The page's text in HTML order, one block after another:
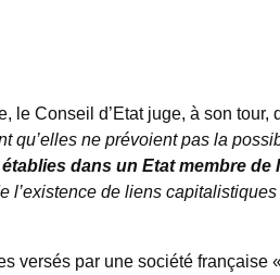
Conseil d’Etat juge, à son tour,
qu’elles ne prévoient pas la
dans un Etat membre
de liens
versés par une société